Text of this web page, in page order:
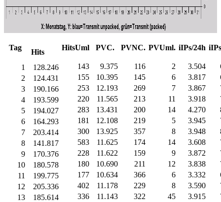
Tag
Hits
1
128.246
2
124.431
3
190.166
4
193.599
5
194.027
6
164.293
7
203.414
8
141.817
9
170.376
10
180.578
11
199.775
12
205.336
13
185.614
HitsUml
143
155
253
220
283
181
300
583
228
180
177
402
336
PVC.
9.375
10.395
12.193
11.565
13.431
12.108
13.925
11.625
11.622
10.690
10.634
11.178
11.143
PVNC.
116
145
269
213
200
219
357
174
159
211
366
229
322
PVUml.
2
6
7
11
14
5
8
14
9
12
6
8
45
iIPs/24h
3.504
3.817
3.867
3.918
4.270
3.945
3.948
3.608
3.872
3.838
3.332
3.590
3.915